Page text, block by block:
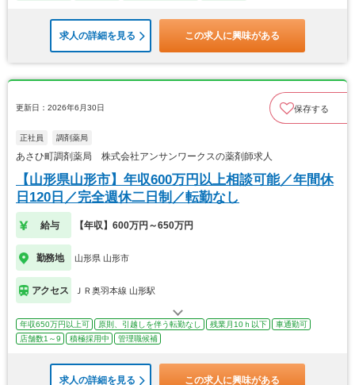
求人の詳細を見る この求人に興味がある
更新日：2026年6月30日 保存する
正社員 調剤薬局
あさひ町調剤薬局 株式会社アンサンワークスの薬剤師求人
【山形県山形市】年収600万円以上相談可能／年間休
日120日／完全週休二日制／転勤なし
給与 【年収】600万円～650万円
勤務地 山形県 山形市
アクセス ＪＲ奥羽本線 山形駅
年収650万円以上可 原則、引越しを伴う転勤なし 残業月10ｈ以下
車通勤可
店舗数1～9
積極採用中 管理職候補
求人の詳細を見る この求人に興味がある